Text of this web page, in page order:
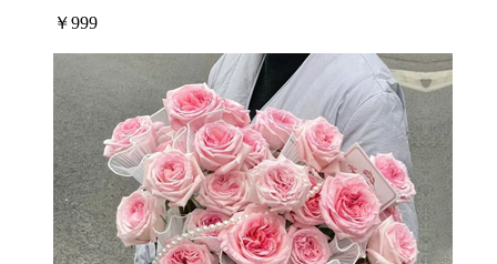
￥999